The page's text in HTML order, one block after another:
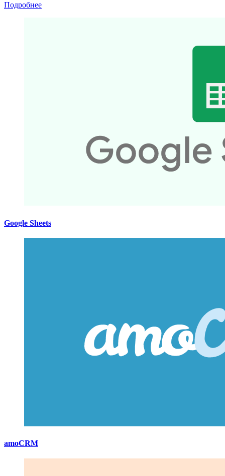
Подробнее
Google Sheets
amoCRM